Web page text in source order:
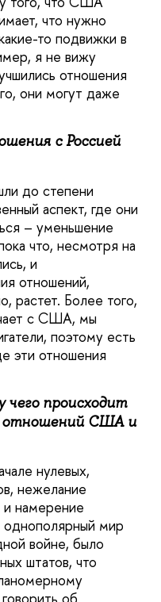
что нужно
то подвижки в
я не вижу
отношения
они могут даже
с Россией
до степени
аспект, где они
– уменьшение
что, несмотря на
и
отношений,
растет. Более того,
с США, мы
поэтому есть
эти отношения
чего происходит
отношений США и
нулевых,
нежелание
намерение
однополярный мир
войне, было
штатов, что